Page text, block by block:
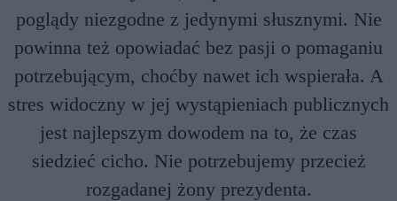
poglądy niezgodne z jedynymi słusznymi. Nie
powinna też opowiadać bez pasji o pomaganiu
potrzebującym, choćby nawet ich wspierała. A
stres widoczny w jej wystąpieniach publicznych
jest najlepszym dowodem na to, że czas
siedzieć cicho. Nie potrzebujemy przecież
rozgadanej żony prezydenta.